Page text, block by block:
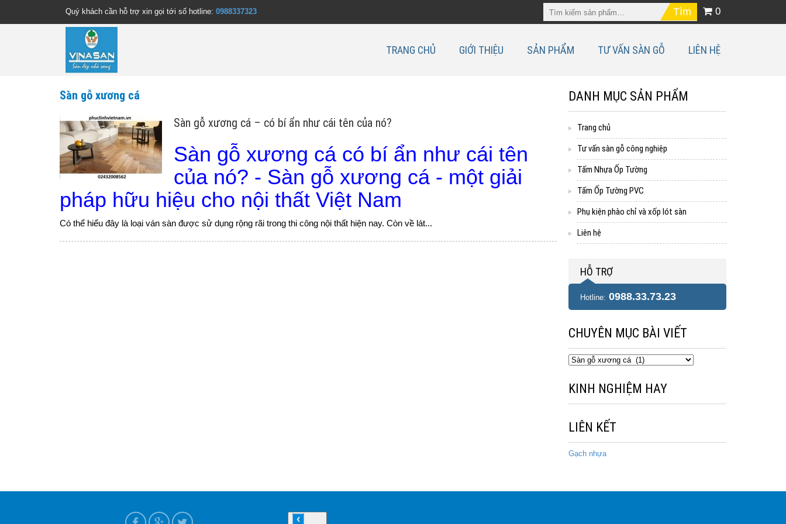
Quý khách cần hỗ trợ xin gọi tới số hotline: 0988337323 0
TRANG CHỦ GIỚI THIỆU SẢN PHẨM TƯ VẤN SÀN GỖ LIÊN HỆ
Sàn gỗ xương cá
Sàn gỗ xương cá – có bí ẩn như cái tên của nó?
Sàn gỗ xương cá có bí ẩn như cái tên
của nó? - Sàn gỗ xương cá - một giải
pháp hữu hiệu cho nội thất Việt Nam
Có thể hiểu đây là loại ván sàn được sử dụng rộng rãi trong thi công nội thất hiện nay. Còn về lát...
DANH MỤC SẢN PHẨM
Trang chủ
Tư vấn sàn gỗ công nghiệp
Tấm Nhựa Ốp Tường
Tấm Ốp Tường PVC
Phụ kiện phào chỉ và xốp lót sàn
Liên hệ
HỖ TRỢ
Hotline: 0988.33.73.23
CHUYÊN MỤC BÀI VIẾT
Chuyên
viết
KINH NGHIỆM HAY
LIÊN KẾT
Gạch nhựa